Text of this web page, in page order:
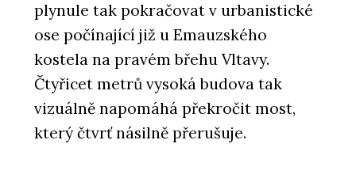
plynule tak pokračovat v urbanistické
ose počínající již u Emauzského
kostela na pravém břehu Vltavy.
Čtyřicet metrů vysoká budova tak
vizuálně napomáhá překročit most,
který čtvrť násilně přerušuje.